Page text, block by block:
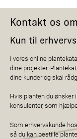
Kontakt os
Kun til
I vores online
dine projekter.
dine kunder og skal
Hvis planten du ønsker
konsulenter, som
Som erhvervskunde
så du kan bestille